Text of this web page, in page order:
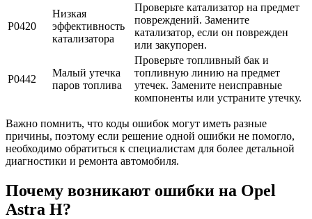
P0420
Низкая
эффективность
катализатора
Проверьте катализатор на предмет
повреждений. Замените
катализатор, если он поврежден
или закупорен.
P0442
Малый утечка
паров топлива
Проверьте топливный бак и
топливную линию на предмет
утечек. Замените неисправные
компоненты или устраните утечку.
Важно помнить, что коды ошибок могут иметь разные
причины, поэтому если решение одной ошибки не помогло,
необходимо обратиться к специалистам для более детальной
диагностики и ремонта автомобиля.
Почему возникают ошибки на Opel
Astra H?